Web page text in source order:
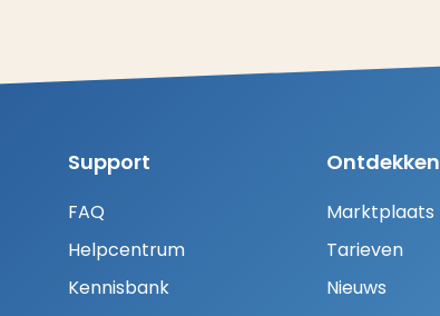
Support
FAQ
Helpcentrum
Kennisbank
Ontdekken
Marktplaats
Tarieven
Nieuws